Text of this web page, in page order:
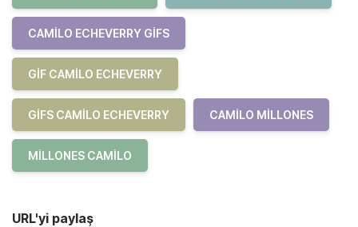
CAMILO ECHEVERRY GIFS
GIF CAMILO ECHEVERRY
GIFS CAMILO ECHEVERRY CAMILO MILLONES
MILLONES CAMILO
URL'yi paylaş